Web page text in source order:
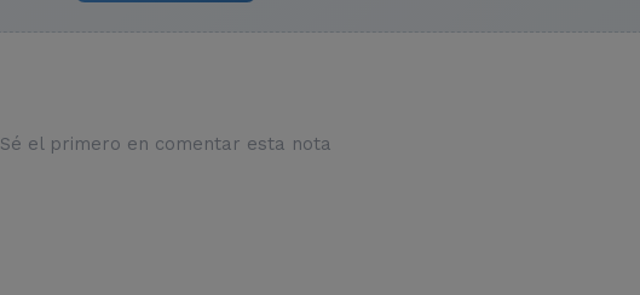
Sé el primero en comentar esta nota